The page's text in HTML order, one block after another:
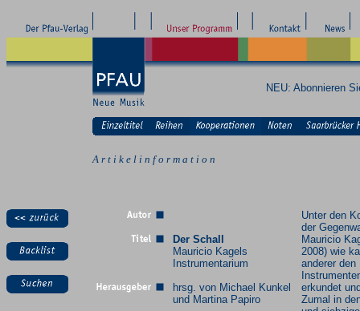
NEU: Abonnieren
A r t i k e l i n f o r m a t i o n
Der Schall
Mauricio Kagels
Instrumentarium
hrsg. von Michael Kunkel
und Martina Papiro
Unter den
der
Mauricio
2008) wie
anderer den
erkundet
Zumal in